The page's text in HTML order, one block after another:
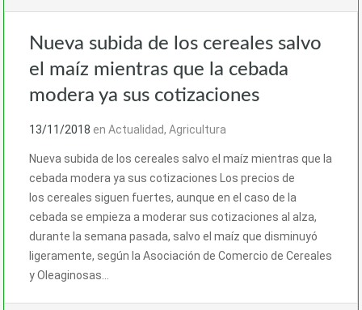
Nueva subida de los cereales salvo
el maíz mientras que la cebada
modera ya sus cotizaciones
13/11/2018 en Actualidad, Agricultura
Nueva subida de los cereales salvo el maíz mientras que la
cebada modera ya sus cotizaciones Los precios de
los cereales siguen fuertes, aunque en el caso de la
cebada se empieza a moderar sus cotizaciones al alza,
durante la semana pasada, salvo el maíz que disminuyó
ligeramente, según la Asociación de Comercio de Cereales
y Oleaginosas…